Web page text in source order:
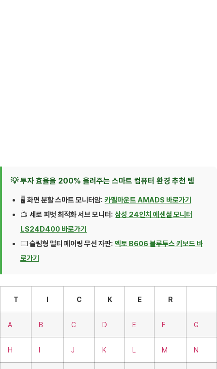
💡 투자 효율을 200% 올려주는 스마트 컴퓨터 환경 추천 템
🖥️ 화면 분할 스마트 모니터암: 카멜마운트 AMADS 바로가기
📺 세로 피벗 최적화 서브 모니터: 삼성 24인치 에센셜 모니터
LS24D400 바로가기
⌨️ 슬림형 멀티 페어링 무선 자판: 엑토 B606 블루투스 키보드 바
로가기
T I C K E R
A B C D E F G
H I J K L M N